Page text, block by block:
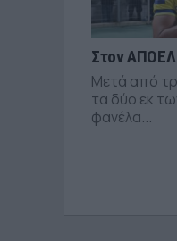
Στον
Μετά από
τα δύο εκ
φανέλα...